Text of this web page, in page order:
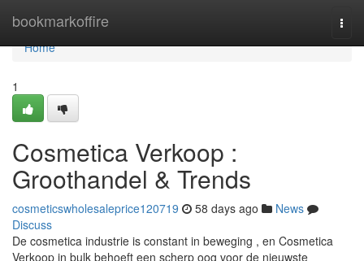
bookmarkoffire
Home
Home
1
Cosmetica Verkoop :
Groothandel & Trends
cosmeticswholesaleprice120719 58 days ago
News
Discuss
De cosmetica industrie is constant in beweging , en Cosmetica
Verkoop in bulk behoeft een scherp oog voor de nieuwste